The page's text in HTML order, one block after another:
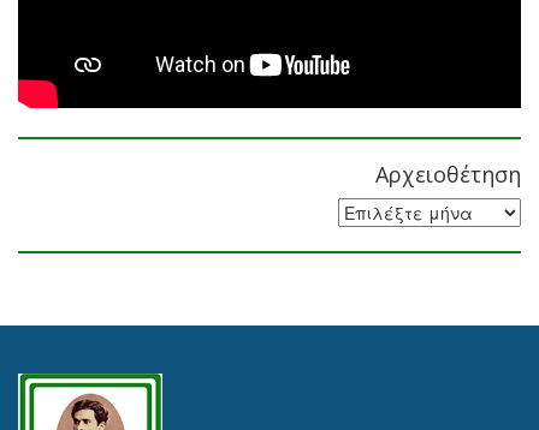
Αρχειοθέτηση
Αρχειοθέτηση